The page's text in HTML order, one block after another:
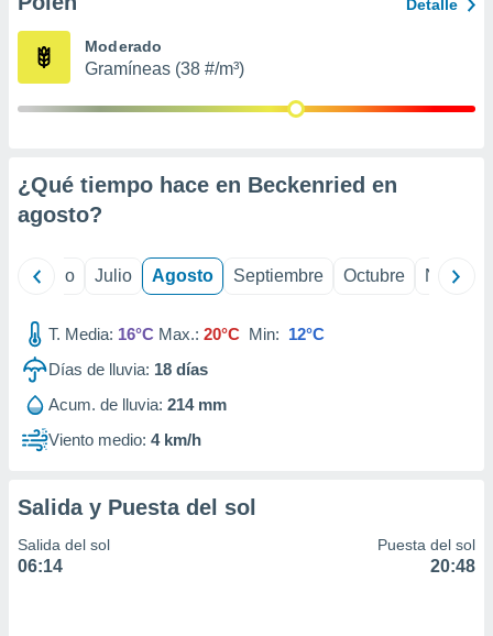
publicidad
1199
Detalle
Moderado
Gramíneas (38 #/m³)
¿Qué tiempo hace en Beckenried en
agosto?
Junio Julio Agosto Septiembre Octubre
T. Media: 16°C Max.: 20°C Min: 12°C
Días de lluvia: 18 días
Acum. de lluvia: 214 mm
Viento medio: 4 km/h
Salida y Puesta del sol
Salida del sol
06:14
Puesta del sol
20:48